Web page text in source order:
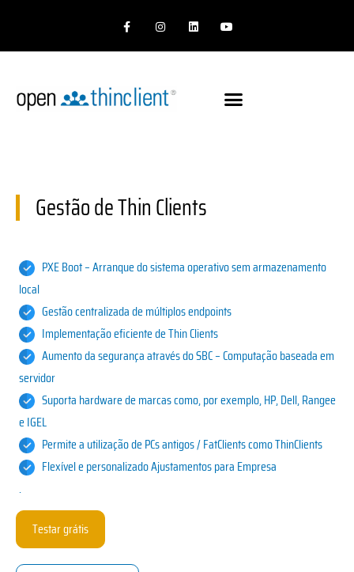
F
a
c
e
k
-
n
t
a
m
i
k
o
T
Gestão de Thin Clients
PXE Boot – Arranque do sistema operativo sem armazenamento
local
Gestão centralizada de múltiplos endpoints
Implementação eficiente de Thin Clients
Aumento da segurança através do SBC – Computação baseada em
servidor
Suporta hardware de marcas como, por exemplo, HP, Dell, Rangee
e IGEL
Permite a utilização de PCs antigos / FatClients como ThinClients
Flexível e personalizadoAjustamentos para Empresa
.
Testar grátis